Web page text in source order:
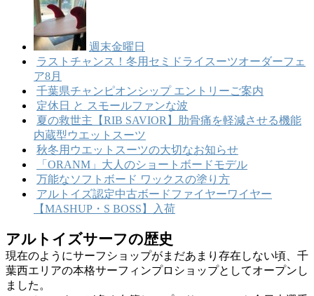
週末金曜日
ラストチャンス！冬用セミドライスーツオーダーフェ
ア8月
千葉県チャンピオンシップ エントリーご案内
定休日 と スモールファンな波
夏の救世主【RIB SAVIOR】肋骨痛を軽減させる機能
内蔵型ウエットスーツ
秋冬用ウエットスーツの大切なお知らせ
「ORANM」大人のショートボードモデル
万能なソフトボード ワックスの塗り方
アルトイズ認定中古ボードファイヤーワイヤー
【MASHUP・S BOSS】入荷
アルトイズサーフの歴史
現在のようにサーフショップがまだあまり存在しない頃、千
葉西エリアの本格サーフィンプロショップとしてオープンし
ました。